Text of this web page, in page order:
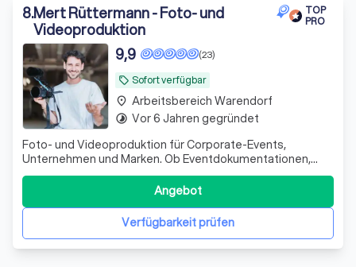
8.Mert Rüttermann - Foto- und
Videoproduktion
TOP
PRO
local_offer Sofort verfügbar
(23)
9,9
Foto- und Videoproduktion für Corporate-Events,
Unternehmen und Marken. Ob Eventdokumentationen,
Imagefilme oder individuelle Business-Shootings, meine
Aufträge sind breit gefächert und durch meine
professionelle und kreative Herangehensweise habe ich
viele zufriedene Kunden gewinnen können. Dabei s
Verfügbarkeit prüfen
Angebot
place Arbeitsbereich Warendorf
timelapse Vor 6 Jahren gegründet